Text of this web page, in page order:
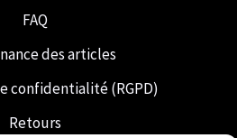
FAQ
des articles
confidentialité (RGPD)
Retours